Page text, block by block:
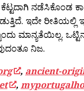
ನಡೆಸಿಕೊಂಡ
ಇದೇ ರೀತಿಯಲ್ಲಿ
ಮಾನ್ಯತೆಯಿಲ್ಲ.
ನಿಜ.
, ancient-
,